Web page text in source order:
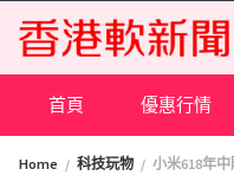
content
首頁 優惠行情
Home 科技玩物 小米618年